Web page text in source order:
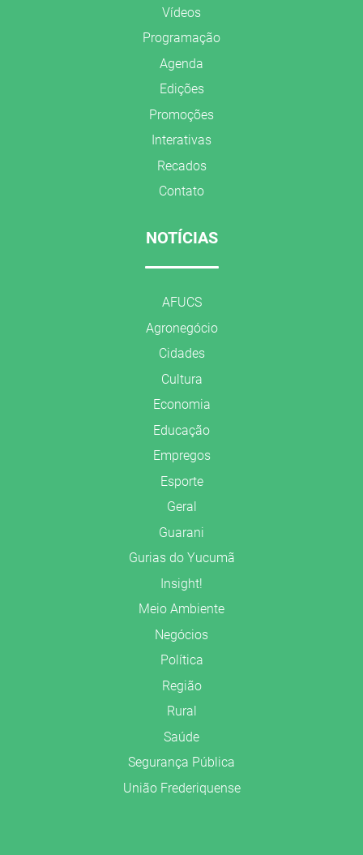
Vídeos
Programação
Agenda
Edições
Promoções
Interativas
Recados
Contato
NOTÍCIAS
AFUCS
Agronegócio
Cidades
Cultura
Economia
Educação
Empregos
Esporte
Geral
Guarani
Gurias do Yucumã
Insight!
Meio Ambiente
Negócios
Política
Região
Rural
Saúde
Segurança Pública
União Frederiquense